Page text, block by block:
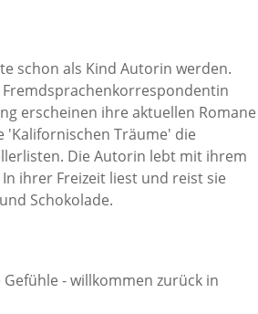
schon als Kind Autorin werden.
erscheinen ihre aktuellen Romane
'Kalifornischen Träume' die
Die Autorin lebt mit ihrem
ihrer Freizeit liest und reist sie
Schokolade.
- willkommen zurück in